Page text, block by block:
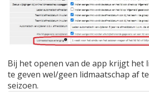
Bij het openen van de app krijgt het
te geven wel/geen lidmaatschap af
seizoen.